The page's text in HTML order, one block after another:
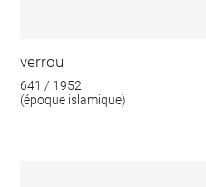
verrou
641 / 1952
(époque islamique)